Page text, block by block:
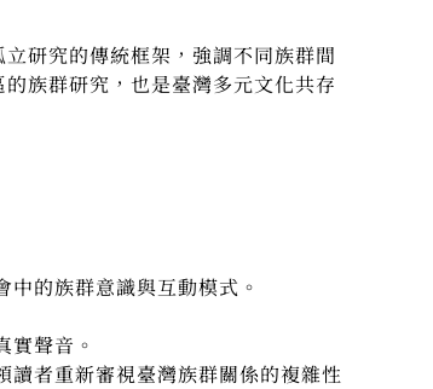
研究的傳統框架，強調不同族群間
族群研究，也是臺灣多元文化共存
的族群意識與互動模式。
聲音。
者重新審視臺灣族群關係的複雜性